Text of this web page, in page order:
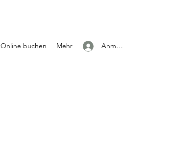
Anmelden
Online buchen Mehr